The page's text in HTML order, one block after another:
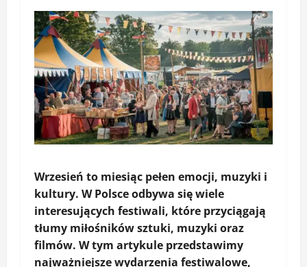
Wrzesień to miesiąc pełen emocji, muzyki i
kultury. W Polsce odbywa się wiele
interesujących festiwali, które przyciągają
tłumy miłośników sztuki, muzyki oraz
filmów. W tym artykule przedstawimy
najważniejsze wydarzenia festiwalowe,